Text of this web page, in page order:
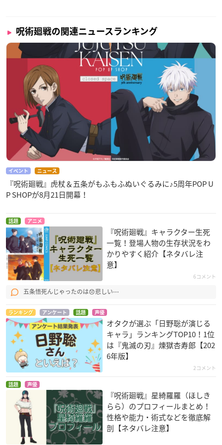
呪術廻戦の関連ニュースランキング
イベント ニュース
『呪術廻戦』虎杖＆五条がもふもふぬいぐるみに♪5周年POP U
P SHOPが8月21日開幕！
話題 アニメ
『呪術廻戦』キャラクター生死
一覧！登場人物の生存状況をわ
かりやすく紹介【ネタバレ注
意】
6コメント
五条悟死んじゃったのは😞悲しい⋯
ランキング アンケート 話題 声優
オタクが選ぶ「日野聡が演じる
キャラ」ランキングTOP10！1位
は『鬼滅の刃』煉󠄁獄杏寿郎【202
6年版】
2コメント
話題 声優
『呪術廻戦』星綺羅羅（ほしき
らら）のプロフィールまとめ！
性格や能力・術式などを徹底解
剖【ネタバレ注意】